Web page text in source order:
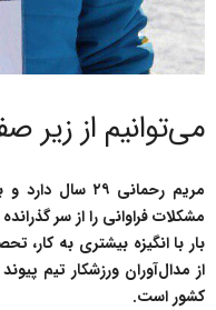
می‌توانیم از زیر‌
مریم رحمانی ۲۹
مشکلات فراوانی را از سر
بار با انگیزه بیشتری به
از مدال‌آوران ورزشکار تیم
کشور است.